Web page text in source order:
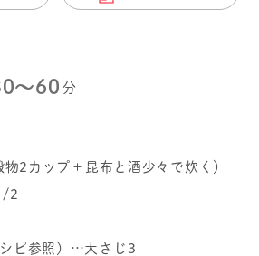
〜60 分
2カップ＋昆布と酒少々で炊く）
2
シピ参照）…大さじ3